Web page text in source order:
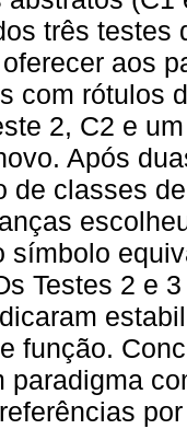
três testes
aos
com rótulos
2, C2 e
Após
de classes
símbolo
Testes 2 e
função.
paradigma